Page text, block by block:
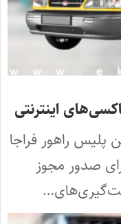
اینترنتی
پلیس راهور فراجا
صدور مجوز